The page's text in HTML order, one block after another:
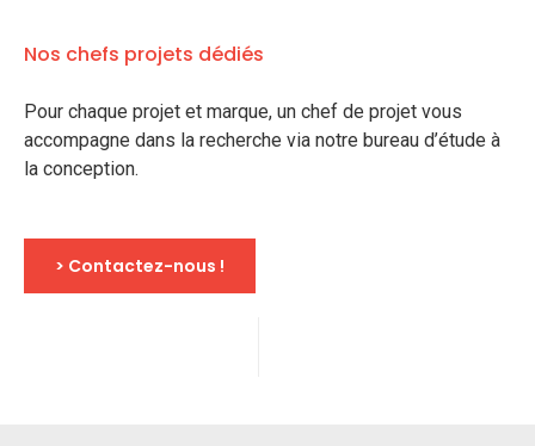
Nos chefs projets dédiés
Pour chaque projet et marque, un chef de projet vous
accompagne dans la recherche via notre bureau d’étude à
la conception.
> Contactez-nous !